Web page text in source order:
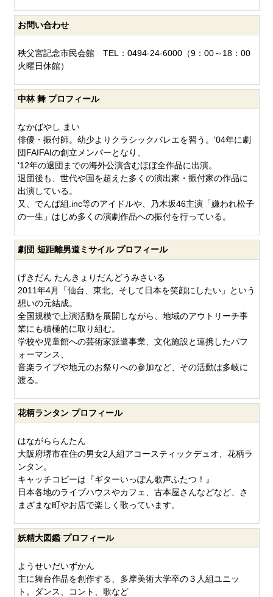
お問い合わせ
秩父宮記念市民会館 TEL：0494-24-6000（9：00～18：00
火曜日休館）
中林 舞 プロフィール
なかばやし まい
俳優・振付師。幼少よりクラシックバレエを習う。'04年に劇
団FAIFAIの創立メンバーとなり、
'12年の退団までの海外公演含むほぼ全作品に出演。
退団後も、世代や国を超えた多くの演出家・振付家の作品に
出演している。
又、でんぱ組.inc等のアイドルや、乃木坂46主演「嫌われ松子
の一生」はじめ多くの演劇作品への振付を行っている。
劇団 短距離男道ミサイル プロフィール
げきだん たんきょりだんどうみさいる
2011年4月「仙台、東北、そして日本を笑顔にしたい」という
想いの元結成。
全国規模で上演活動を展開しながら、地域のアウトリーチ事
業にも積極的に取り組む。
学校や児童館への芸術家派遣事業、文化施設と連携したパフ
ォーマンス、
音楽ライブや地元のお祭りへの参加など、その活動は多岐に
渡る。
花柄ランタン プロフィール
はながららんたん
大阪府堺市在住の男女2人組アコースティックデュオ、花柄ラ
ンタン。
キャッチコピーは『ギターいっぽん歌声ふたつ！』
日本各地のライブハウスやカフェ、古本屋さんなどなど、さ
まざまな町やお店で楽しく歌っています。
妖精大図鑑 プロフィール
ようせいだいずかん
主に舞台作品を創作する、多摩美術大学卒の３人組ユニッ
ト。ダンス、コント、歌など